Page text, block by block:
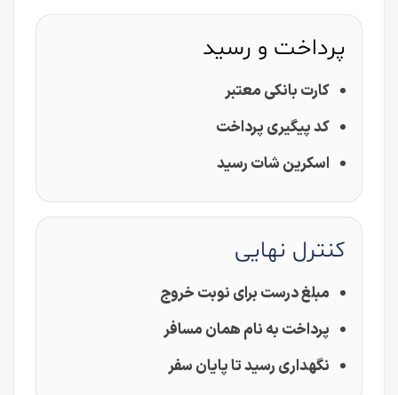
پرداخت و رسید
کارت بانکی معتبر
کد پیگیری پرداخت
اسکرین شات رسید
کنترل نهایی
مبلغ درست برای نوبت خروج
پرداخت به نام همان مسافر
نگهداری رسید تا پایان سفر